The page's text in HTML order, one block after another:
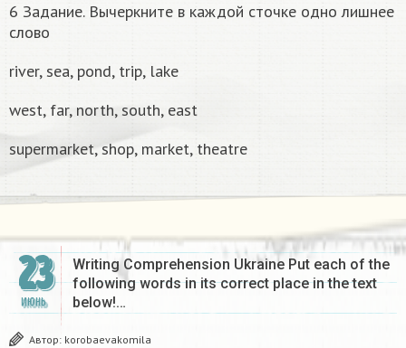
6 Задание. Вычеркните в каждой сточке одно лишнее
слово
river, sea, pond, trip, lake
west, far, north, south, east
supermarket, shop, market, theatre
23
ИЮНЬ
Writing Comprehension Ukraine Put each of the
following words in its correct place in the text
below!…
Автор: korobaevakomila